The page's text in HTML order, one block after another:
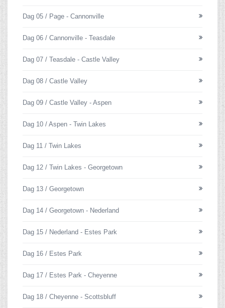
Dag 05 / Page - Cannonville
Dag 06 / Cannonville - Teasdale
Dag 07 / Teasdale - Castle Valley
Dag 08 / Castle Valley
Dag 09 / Castle Valley - Aspen
Dag 10 / Aspen - Twin Lakes
Dag 11 / Twin Lakes
Dag 12 / Twin Lakes - Georgetown
Dag 13 / Georgetown
Dag 14 / Georgetown - Nederland
Dag 15 / Nederland - Estes Park
Dag 16 / Estes Park
Dag 17 / Estes Park - Cheyenne
Dag 18 / Cheyenne - Scottsbluff